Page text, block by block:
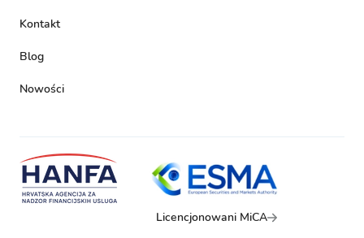
Kontakt
Blog
Nowości
Licencjonowani MiCA